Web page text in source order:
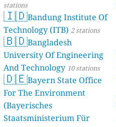
stations
🇮🇩Bandung Institute Of
Technology (ITB) 2 stations
🇧🇩Bangladesh
University Of Engineering
And Technology 10 stations
🇩🇪Bayern State Office
For The Environment
(Bayerisches
Staatsministerium Für